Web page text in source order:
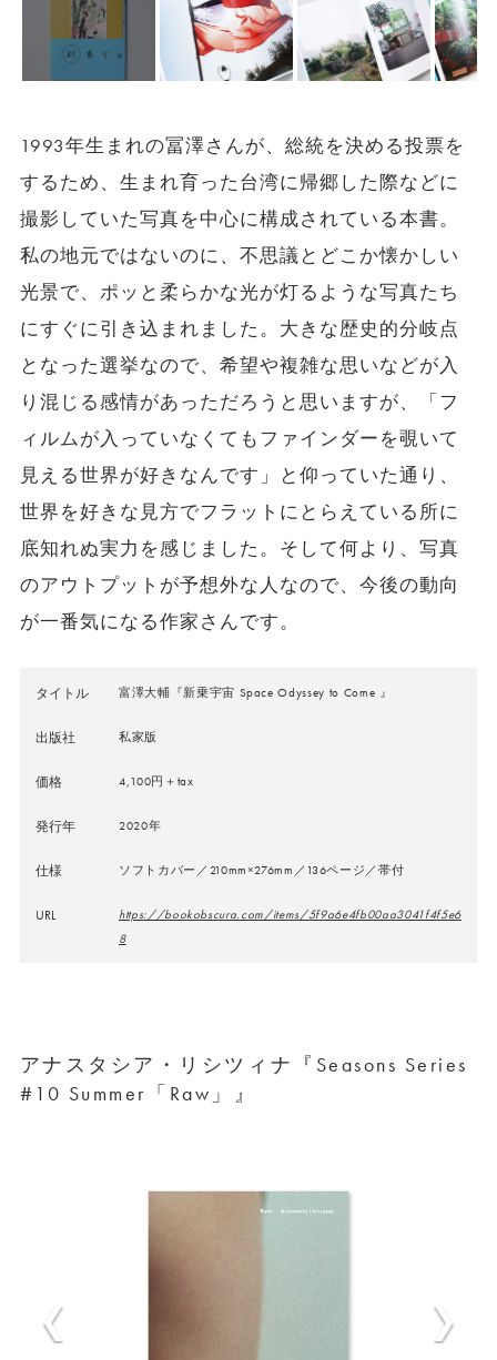
1993年生まれの冨澤さんが、総統を決める投票を
するため、生まれ育った台湾に帰郷した際などに
撮影していた写真を中心に構成されている本書。
私の地元ではないのに、不思議とどこか懐かしい
光景で、ポッと柔らかな光が灯るような写真たち
にすぐに引き込まれました。大きな歴史的分岐点
となった選挙なので、希望や複雑な思いなどが入
り混じる感情があっただろうと思いますが、「フ
ィルムが入っていなくてもファインダーを覗いて
見える世界が好きなんです」と仰っていた通り、
世界を好きな見方でフラットにとらえている所に
底知れぬ実力を感じました。そして何より、写真
のアウトプットが予想外な人なので、今後の動向
が一番気になる作家さんです。
タイトル 富澤大輔『新乗宇宙 Space Odyssey to Come 』
出版社 私家版
価格 4,100円＋tax
発行年 2020年
仕様 ソフトカバー／210mm×276mm／136ページ／帯付
URL
https://bookobscura.com/items/5f9a6e4fb00aa3041f4f5e6
8
アナスタシア・リシツィナ『Seasons Series
#10 Summer「Raw」』